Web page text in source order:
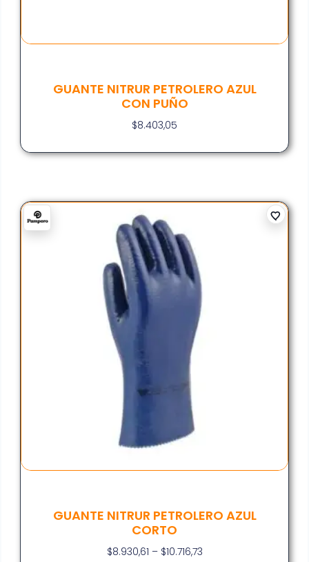
GUANTE NITRUR PETROLERO AZUL
CON PUÑO
$8.403,05
GUANTE NITRUR PETROLERO AZUL
CORTO
$8.930,61 – $10.716,73